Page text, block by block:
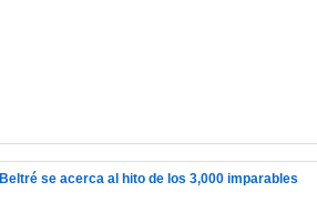
Beltré se acerca al hito de los 3,000 imparables